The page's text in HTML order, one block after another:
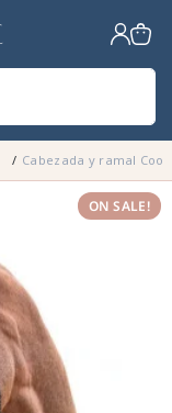
Cabezada y ramal
ON SALE!